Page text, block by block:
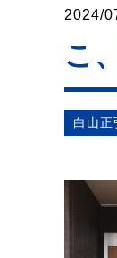
2024/
こ
⽩⼭正